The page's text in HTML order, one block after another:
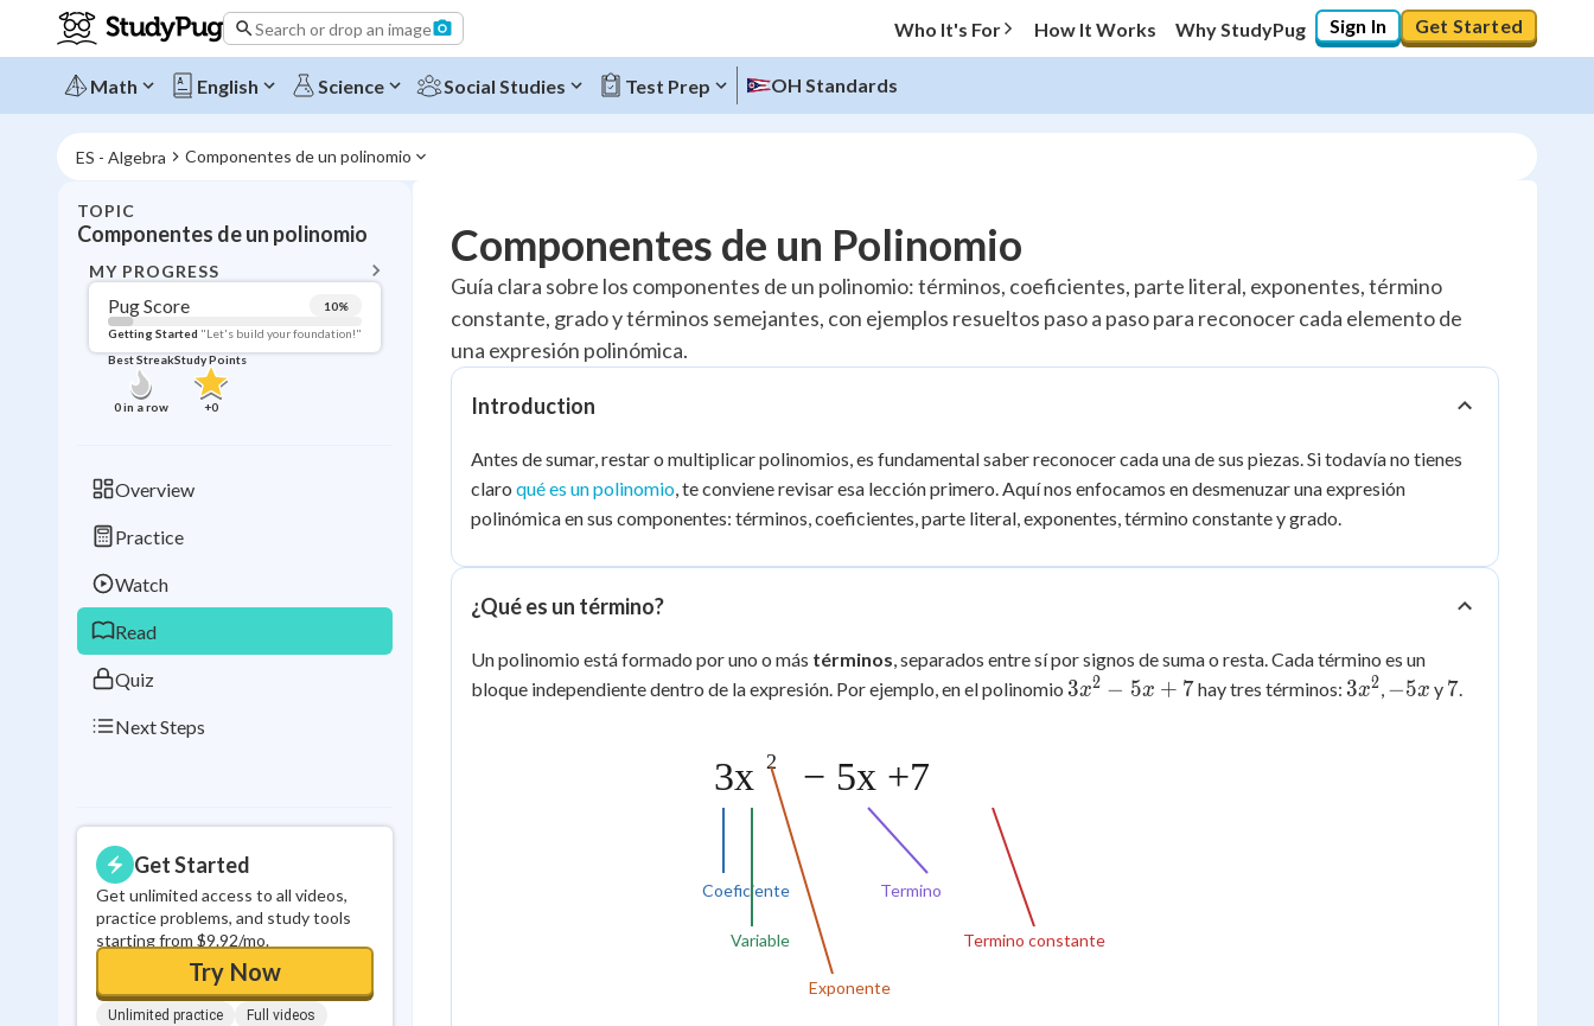
Search or drop an image Who It's For How It Works Why StudyPug Sign In Get Started
Math English Science Social Studies Test Prep OH Standards
ES - Algebra Componentes de un polinomio
TOPIC
Componentes de un polinomio
MY PROGRESS
Pug Score 10%
Getting Started "Let's build your foundation!"
Best Streak
0in a row
Study Points
+0
Overview
Practice
Watch
Read
Quiz
Next Steps
Get Started
Get unlimited access to all videos,
practice problems, and study tools
starting from $9.92/mo.
Try Now
Unlimited practice Full videos
Topic Progress
Pug Score 10%
Getting Started
Videos Watched
Read Reviewed
Best Quiz No attempts
Componentes de un Polinomio
Guía clara sobre los componentes de un polinomio: términos, coeficientes, parte literal, exponentes, término
constante, grado y términos semejantes, con ejemplos resueltos paso a paso para reconocer cada elemento de
una expresión polinómica.
Introduction
Antes de sumar, restar o multiplicar polinomios, es fundamental saber reconocer cada una de sus piezas. Si todavía no tienes
claro qué es un polinomio, te conviene revisar esa lección primero. Aquí nos enfocamos en desmenuzar una expresión
polinómica en sus componentes: términos, coeficientes, parte literal, exponentes, término constante y grado.
¿Qué es un término?
Un polinomio está formado por uno o más términos, separados entre sí por signos de suma o resta. Cada término es un
bloque independiente dentro de la expresión. Por ejemplo, en el polinomio 3x^2
3x2 − 5x + 7hay tres términos: 3x^2
3x2, -5x
−5x y 7
7.
3x 2 − 5x +7
Coeficiente
Variable
Exponente
Termino
Termino constante